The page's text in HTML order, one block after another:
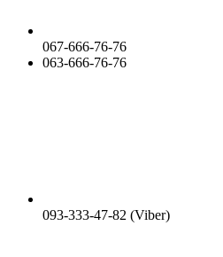
067-666-76-76
063-666-76-76
093-333-47-82 (Viber)